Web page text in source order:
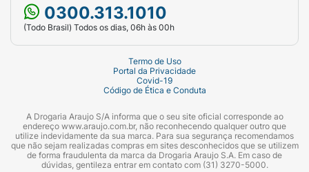
0300.313.1010
(Todo Brasil) Todos os dias, 06h às 00h
Termo de Uso
Portal da Privacidade
Covid-19
Código de Ética e Conduta
A Drogaria Araujo S/A informa que o seu site oficial corresponde ao
endereço www.araujo.com.br, não reconhecendo qualquer outro que
utilize indevidamente da sua marca. Para sua segurança recomendamos
que não sejam realizadas compras em sites desconhecidos que se utilizem
de forma fraudulenta da marca da Drogaria Araujo S.A. Em caso de
dúvidas, gentileza entrar em contato com (31) 3270-5000.